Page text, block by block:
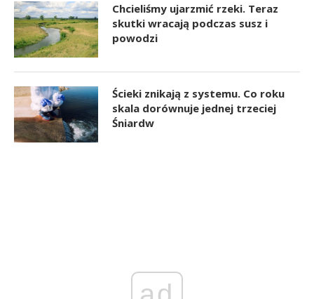
Chcieliśmy ujarzmić rzeki. Teraz
skutki wracają podczas susz i
powodzi
Ścieki znikają z systemu. Co roku
skala dorównuje jednej trzeciej
Śniardw